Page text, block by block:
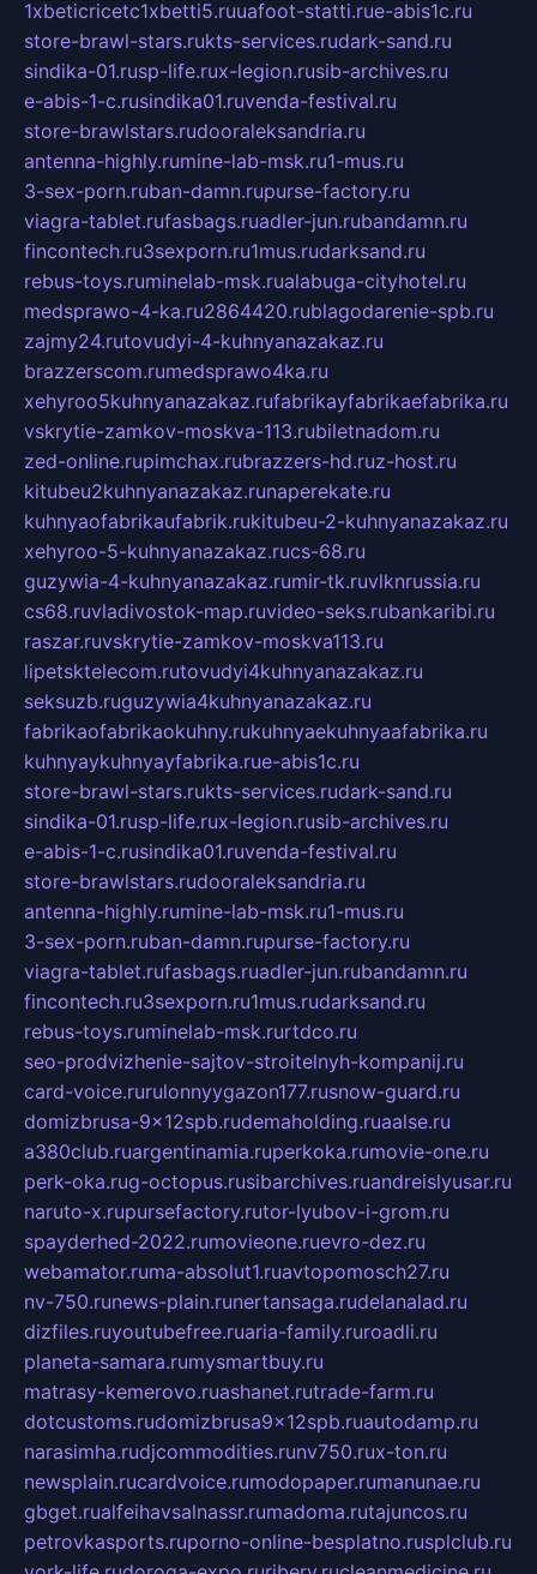
1xbeticricetc1xbetti5.ruuafoot-statti.rue-abis1c.ru
store-brawl-stars.rukts-services.rudark-sand.ru
sindika-01.rusp-life.rux-legion.rusib-archives.ru
e-abis-1-c.rusindika01.ruvenda-festival.ru
store-brawlstars.rudooraleksandria.ru
antenna-highly.rumine-lab-msk.ru1-mus.ru
3-sex-porn.ruban-damn.rupurse-factory.ru
viagra-tablet.rufasbags.ruadler-jun.rubandamn.ru
fincontech.ru3sexporn.ru1mus.rudarksand.ru
rebus-toys.ruminelab-msk.rualabuga-cityhotel.ru
medsprawo-4-ka.ru2864420.rublagodarenie-spb.ru
zajmy24.rutovudyi-4-kuhnyanazakaz.ru
brazzerscom.rumedsprawo4ka.ru
xehyroo5kuhnyanazakaz.rufabrikayfabrikaefabrika.ru
vskrytie-zamkov-moskva-113.rubiletnadom.ru
zed-online.rupimchax.rubrazzers-hd.ruz-host.ru
kitubeu2kuhnyanazakaz.runaperekate.ru
kuhnyaofabrikaufabrik.rukitubeu-2-kuhnyanazakaz.ru
xehyroo-5-kuhnyanazakaz.rucs-68.ru
guzywia-4-kuhnyanazakaz.rumir-tk.ruvlknrussia.ru
cs68.ruvladivostok-map.ruvideo-seks.rubankaribi.ru
raszar.ruvskrytie-zamkov-moskva113.ru
lipetsktelecom.rutovudyi4kuhnyanazakaz.ru
seksuzb.ruguzywia4kuhnyanazakaz.ru
fabrikaofabrikaokuhny.rukuhnyaekuhnyaafabrika.ru
kuhnyaykuhnyayfabrika.rue-abis1c.ru
store-brawl-stars.rukts-services.rudark-sand.ru
sindika-01.rusp-life.rux-legion.rusib-archives.ru
e-abis-1-c.rusindika01.ruvenda-festival.ru
store-brawlstars.rudooraleksandria.ru
antenna-highly.rumine-lab-msk.ru1-mus.ru
3-sex-porn.ruban-damn.rupurse-factory.ru
viagra-tablet.rufasbags.ruadler-jun.rubandamn.ru
fincontech.ru3sexporn.ru1mus.rudarksand.ru
rebus-toys.ruminelab-msk.rurtdco.ru
seo-prodvizhenie-sajtov-stroitelnyh-kompanij.ru
card-voice.rurulonnyygazon177.rusnow-guard.ru
domizbrusa-9x12spb.rudemaholding.ruaalse.ru
a380club.ruargentinamia.ruperkoka.rumovie-one.ru
perk-oka.rug-octopus.rusibarchives.ruandreislyusar.ru
naruto-x.rupursefactory.rutor-lyubov-i-grom.ru
spayderhed-2022.rumovieone.ruevro-dez.ru
webamator.ruma-absolut1.ruavtopomosch27.ru
nv-750.runews-plain.runertansaga.rudelanalad.ru
dizfiles.ruyoutubefree.ruaria-family.ruroadli.ru
planeta-samara.rumysmartbuy.ru
matrasy-kemerovo.ruashanet.rutrade-farm.ru
dotcustoms.rudomizbrusa9x12spb.ruautodamp.ru
narasimha.rudjcommodities.runv750.rux-ton.ru
newsplain.rucardvoice.rumodopaper.rumanunae.ru
gbget.rualfeihavsalnassr.rumadoma.rutajuncos.ru
petrovkasports.ruporno-online-besplatno.rusplclub.ru